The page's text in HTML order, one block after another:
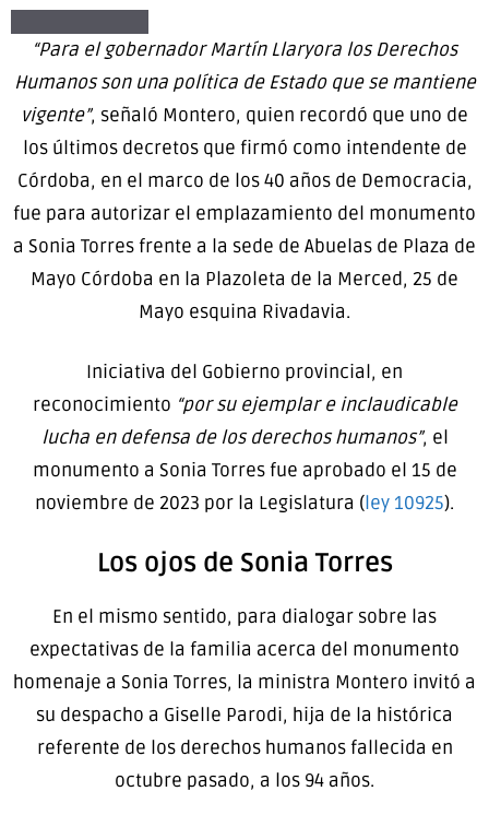
“Para el gobernador Martín Llaryora los Derechos
Humanos son una política de Estado que se mantiene
vigente”, señaló Montero, quien recordó que uno de
los últimos decretos que firmó como intendente de
Córdoba, en el marco de los 40 años de Democracia,
fue para autorizar el emplazamiento del monumento
a Sonia Torres frente a la sede de Abuelas de Plaza de
Mayo Córdoba en la Plazoleta de la Merced, 25 de
Mayo esquina Rivadavia.
Iniciativa del Gobierno provincial, en
reconocimiento “por su ejemplar e inclaudicable
lucha en defensa de los derechos humanos”, el
monumento a Sonia Torres fue aprobado el 15 de
noviembre de 2023 por la Legislatura (ley 10925).
Los ojos de Sonia Torres
En el mismo sentido, para dialogar sobre las
expectativas de la familia acerca del monumento
homenaje a Sonia Torres, la ministra Montero invitó a
su despacho a Giselle Parodi, hija de la histórica
referente de los derechos humanos fallecida en
octubre pasado, a los 94 años.